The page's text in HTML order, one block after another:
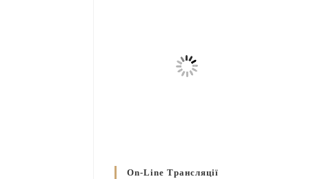
On-Line Трансляції